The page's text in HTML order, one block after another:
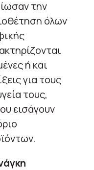
την
όλων
ή και
για τους
τους,
εισάγουν